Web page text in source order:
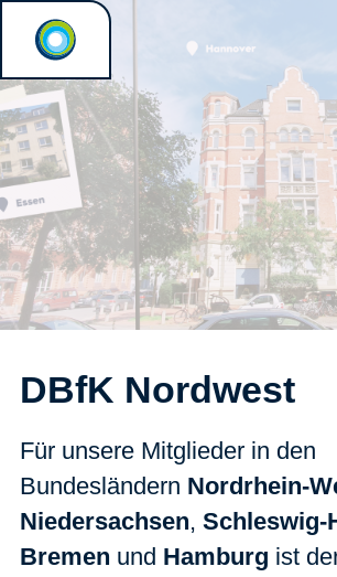
DBfK Nordwest
Für unsere Mitglieder in den
Bundesländern Nordrhein-
Niedersachsen, Schleswig-
Bremen und Hamburg ist